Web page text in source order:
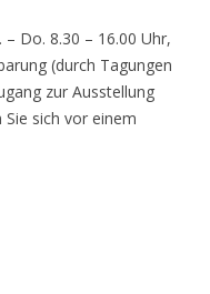
Do. 8.30 – 16.00 Uhr,
(durch Tagungen
zur Ausstellung
sich vor einem